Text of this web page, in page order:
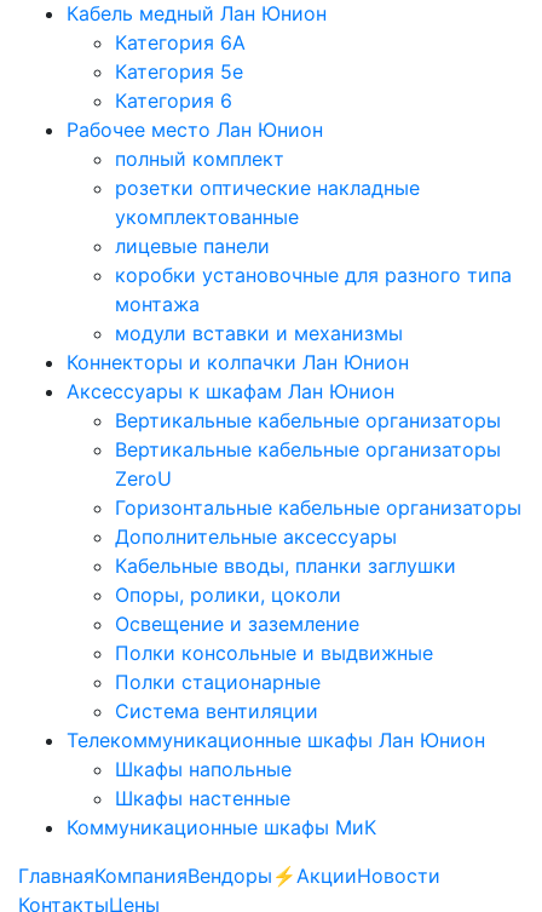
Кабель медный Лан Юнион
Категория 6A
Категория 5e
Категория 6
Рабочее место Лан Юнион
полный комплект
розетки оптические накладные
укомплектованные
лицевые панели
коробки установочные для разного типа
монтажа
модули вставки и механизмы
Коннекторы и колпачки Лан Юнион
Аксессуары к шкафам Лан Юнион
Вертикальные кабельные организаторы
Вертикальные кабельные организаторы
ZeroU
Горизонтальные кабельные организаторы
Дополнительные аксессуары
Кабельные вводы, планки заглушки
Опоры, ролики, цоколи
Освещение и заземление
Полки консольные и выдвижные
Полки стационарные
Система вентиляции
Телекоммуникационные шкафы Лан Юнион
Шкафы напольные
Шкафы настенные
Коммуникационные шкафы МиК
ГлавнаяКомпанияВендоры ⚡️АкцииНовости
КонтактыЦены